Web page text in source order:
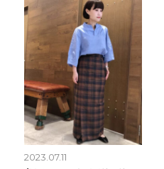
2023.07.11